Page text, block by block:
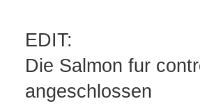
EDIT:
Die Salmon fur
angeschlossen